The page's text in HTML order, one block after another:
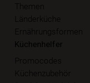
Themen
Länderküche
Ernährungsformen
Küchenhelfer
Promocodes
Küchenzubehör